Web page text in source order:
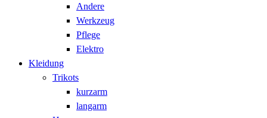
Andere
Werkzeug
Pflege
Elektro
Kleidung
Trikots
kurzarm
langarm